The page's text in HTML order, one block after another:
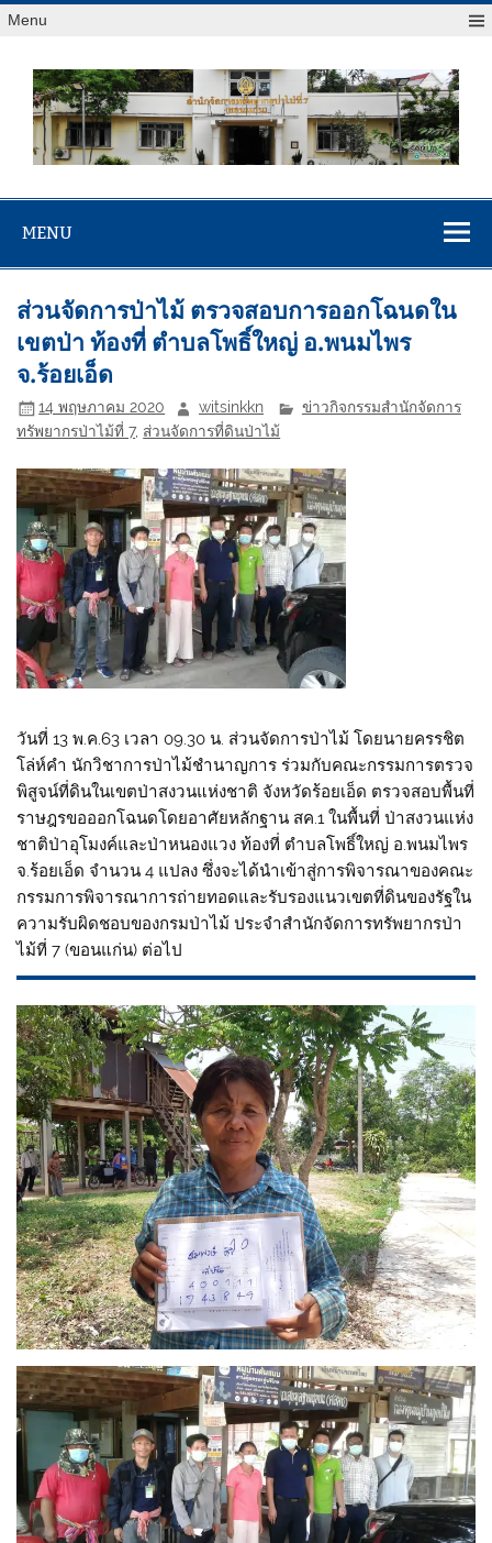
Menu
สจป.ที่ 7
(ขอนแก่น)
MENU
ส่วนจัดการป่าไม้ ตรวจสอบการออกโฉนดใน
เขตป่า ท้องที่ ตำบลโพธิ์ใหญ่ อ.พนมไพร
จ.ร้อยเอ็ด
14 พฤษภาคม 2020 witsinkkn
ข่าวกิจกรรมสำนักจัดการ
ทรัพยากรป่าไม้ที่ 7, ส่วนจัดการที่ดินป่าไม้
วันที่ 13 พ.ค.63 เวลา 09.30 น. ส่วนจัดการป่าไม้ โดยนายครรชิต
โล่ห์คำ นักวิชาการป่าไม้ชำนาญการ ร่วมกับคณะกรรมการตรวจ
พิสูจน์ที่ดินในเขตป่าสงวนแห่งชาติ จังหวัดร้อยเอ็ด ตรวจสอบพื้นที่
ราษฎรขอออกโฉนดโดยอาศัยหลักฐาน สค.1 ในพื้นที่ ป่าสงวนแห่ง
ชาติป่าอุโมงค์และป่าหนองแวง ท้องที่ ตำบลโพธิ์ใหญ่ อ.พนมไพร
จ.ร้อยเอ็ด จำนวน 4 แปลง ซึ่งจะได้นำเข้าสู่การพิจารณาของคณะ
กรรมการพิจารณาการถ่ายทอดและรับรองแนวเขตที่ดินของรัฐใน
ความรับผิดชอบของกรมป่าไม้ ประจำสำนักจัดการทรัพยากรป่า
ไม้ที่ 7 (ขอนแก่น) ต่อไป